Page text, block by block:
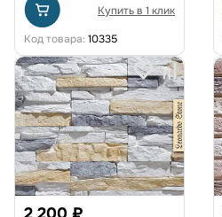
Купить в 1 клик
Код товара: 10335